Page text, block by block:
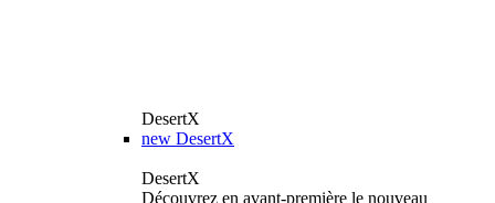
DesertX
new DesertX
DesertX
Découvrez en avant-première le nouveau